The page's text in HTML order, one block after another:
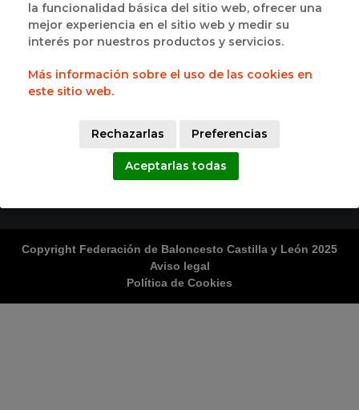
Plaza de México, 1
(junto a Polideportivo Pisuerga)
47014 Valladolid
983 395 731
Lunes a Jueves 17:00h a 19:00h
Copyright Federación de Baloncesto Castilla y León 2025
Aviso legal
Política de Cookies
la funcionalidad básica del sitio web, ofrecer una
mejor experiencia en el sitio web y medir su
interés por nuestros productos y servicios.
Más información sobre el uso de las cookies en
este sitio web.
Rechazarlas Preferencias
Aceptarlas todas